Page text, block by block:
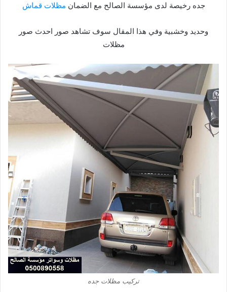
جده رخيصة لدى مؤسسة الصالح مع الضمان مظلات قماش
وحديد وخشبية وفي هذا المقال سوف تشاهد صور احدث صور
مظلات
تركيب مظلات جده